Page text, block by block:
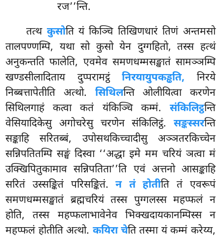
रज’’न्ति.
तत्थ कुसोति यं किञ्चि तिखिणधारं तिणं अन्तमसो
तालपण्णम्पि, यथा सो कुसो येन दुग्गहितो, तस्स हत्थं
अनुकन्तति फालेति, एवमेव समणधम्मसङ्खातं सामञ्ञम्पि
खण्डसीलादिताय दुप्परामट्ठंनिरयायुपकड्ढति, निरये
निब्बत्तापेतीति अत्थो. सिथिलन्ति ओलीयित्वा करणेन
सिथिलगाहं कत्वा कतं यंकिञ्चि कम्मं. संकिलिट्ठन्ति
वेसियादिकेसु अगोचरेसु चरणेन संकिलिट्ठं. सङ्कस्सरन्ति
सङ्काहि सरितब्बं, उपोसथकिच्चादीसु अञ्ञतरकिच्चेन
सन्निपतितम्पि सङ्घं दिस्वा ‘‘अद्धा इमे मम चरियं ञत्वा मं
उक्खिपितुकामाव सन्निपतिता’’ति एवं अत्तनो आसङ्काहि
सरितं उस्सङ्कितं परिसङ्कितं.न तं होतीति तं एवरूपं
समणधम्मसङ्खातं ब्रह्मचरियं तस्स पुग्गलस्स महप्फलं न
होति, तस्स महप्फलाभावेनेव भिक्खदायकानम्पिस्स न
महप्फलं होतीति अत्थो. कयिरा चेति तस्मा यं कम्मं करेय्य,